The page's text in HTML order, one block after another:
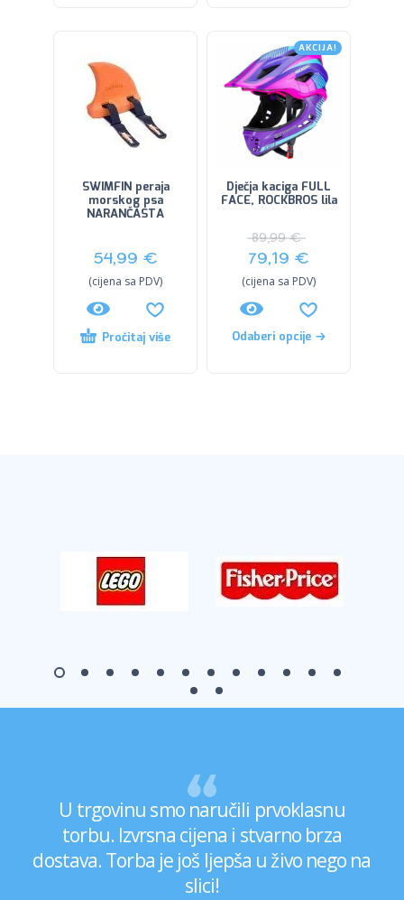
SWIMFIN peraja
morskog psa
NARANČASTA
54,99 €
(cijena sa PDV)
Pročitaj više
AKCIJA!
Dječja kaciga FULL
FACE, ROCKBROS lila
89,99€
79,19 €
(cijena sa PDV)
Odaberi opcije
U trgovinu smo naručili prvoklasnu
torbu. Izvrsna cijena i stvarno brza
dostava. Torba je još ljepša u živo nego na
slici!